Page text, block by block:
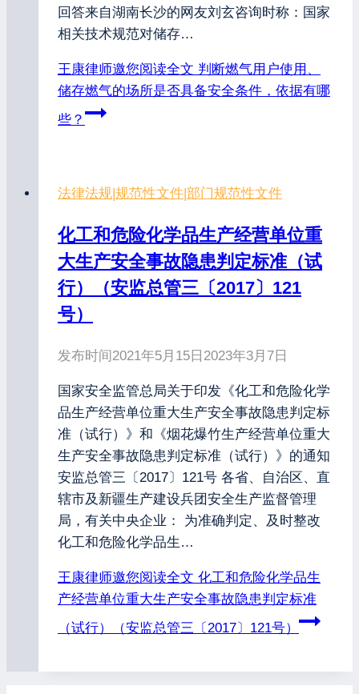
回答来自湖南长沙的网友刘玄咨询时称：国家
相关技术规范对储存…
王康律师邀您阅读全文 判断燃气用户使用、
储存燃气的场所是否具备安全条件，依据有哪
些？
法律法规|规范性文件|部门规范性文件
化工和危险化学品生产经营单位重
大生产安全事故隐患判定标准（试
行）（安监总管三〔2017〕121
号）
发布时间2021年5月15日 2023年3月7日
国家安全监管总局关于印发《化工和危险化学
品生产经营单位重大生产安全事故隐患判定标
准（试行）》和《烟花爆竹生产经营单位重大
生产安全事故隐患判定标准（试行）》的通知
安监总管三〔2017〕121号 各省、自治区、直
辖市及新疆生产建设兵团安全生产监督管理
局，有关中央企业： 为准确判定、及时整改
化工和危险化学品生…
王康律师邀您阅读全文 化工和危险化学品生
产经营单位重大生产安全事故隐患判定标准
（试行）（安监总管三〔2017〕121号）